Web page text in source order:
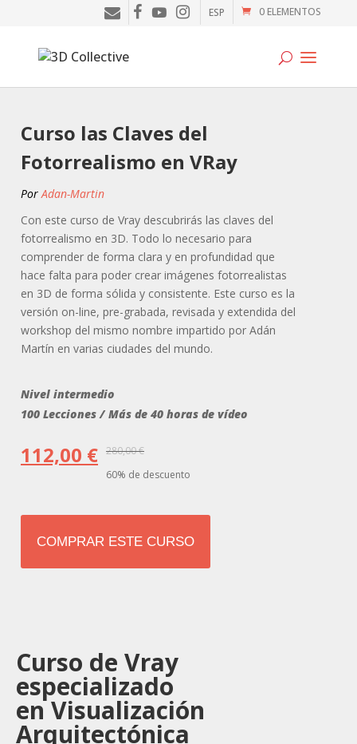
Galería
SOFTWARE
Tienda
Mi Cuenta
0 ELEMENTOS
ESP
Curso las Claves del
Fotorrealismo en VRay
PorAdan-Martin
Con este curso de Vray descubrirás las claves del
fotorrealismo en 3D. Todo lo necesario para
comprender de forma clara y en profundidad que
hace falta para poder crear imágenes fotorrealistas
en 3D de forma sólida y consistente. Este curso es la
versión on-line, pre-grabada, revisada y extendida del
workshop del mismo nombre impartido por Adán
Martín en varias ciudades del mundo.
Nivel intermedio
100 Lecciones / Más de 40 horas de vídeo
280,00€
112,00 €
60% de descuento
COMPRAR ESTE CURSO
Curso de Vray
especializado
en Visualización
Arquitectónica